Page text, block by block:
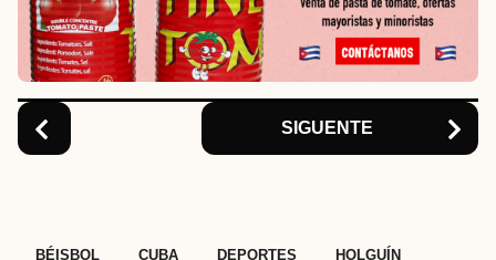
o
n
SIGUENTE
BÉISBOL CUBA DEPORTES HOLGUÍN